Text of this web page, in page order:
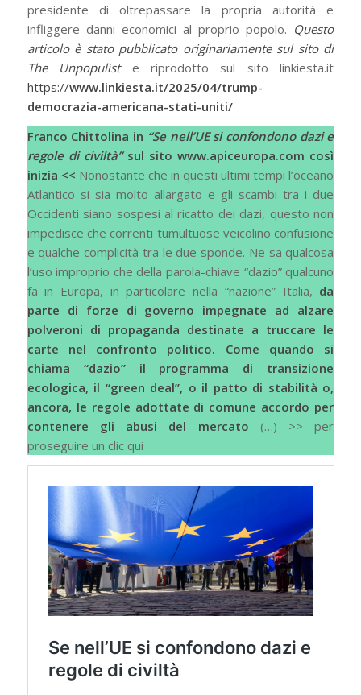
presidente di oltrepassare la propria autorità e
infliggere danni economici al proprio popolo. Questo
articolo è stato pubblicato originariamente sul sito di
The Unpopuliste riprodotto sul sito linkiesta.it
https://www.linkiesta.it/2025/04/trump-
democrazia-americana-stati-uniti/
Franco Chittolina in “Se nell’UE si confondono dazi e
regole di civiltà” sul sitowww.apiceuropa.com così
inizia << Nonostante che in questi ultimi tempi l’oceano
Atlantico si sia molto allargato e gli scambi tra i due
Occidenti siano sospesi al ricatto dei dazi, questo non
impedisce che correnti tumultuose veicolino confusione
e qualche complicità tra le due sponde. Ne sa qualcosa
l’uso improprio che della parola-chiave “dazio” qualcuno
fa in Europa, in particolare nella “nazione” Italia, da
parte di forze di governo impegnate ad alzare
polveroni di propaganda destinate a truccare le
carte nel confronto politico. Come quando si
chiama “dazio” il programma di transizione
ecologica, il “green deal”, o il patto di stabilità o,
ancora, le regole adottate di comune accordo per
contenere gli abusi del mercato (…) >> per
proseguire un clic qui